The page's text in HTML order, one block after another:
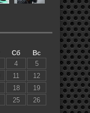
Сб
Вс
4
5
11
12
18
19
25
26